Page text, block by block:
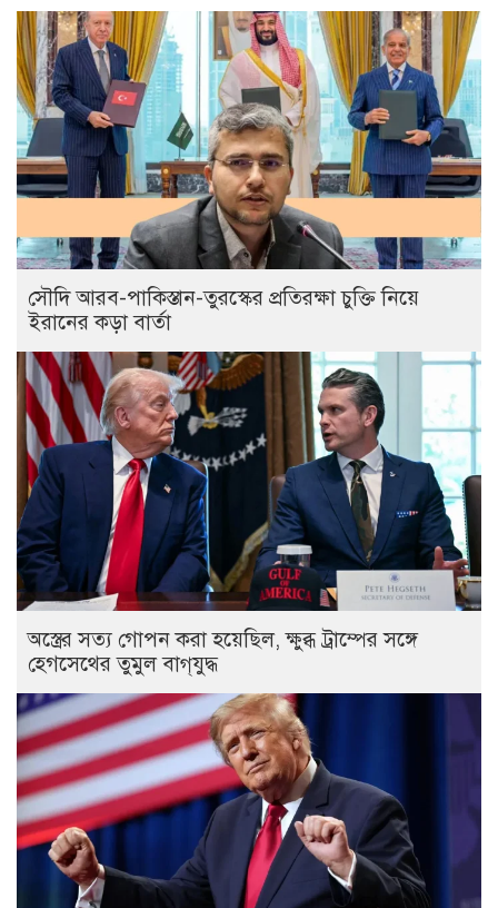
সৌদি আরব-পাকিস্তান-তুরস্কের প্রতিরক্ষা চুক্তি নিয়ে
ইরানের কড়া বার্তা
অস্ত্রের সত্য গোপন করা হয়েছিল, ক্ষুব্ধ ট্রাম্পের সঙ্গে
হেগসেথের তুমুল বাগ্‌যুদ্ধ